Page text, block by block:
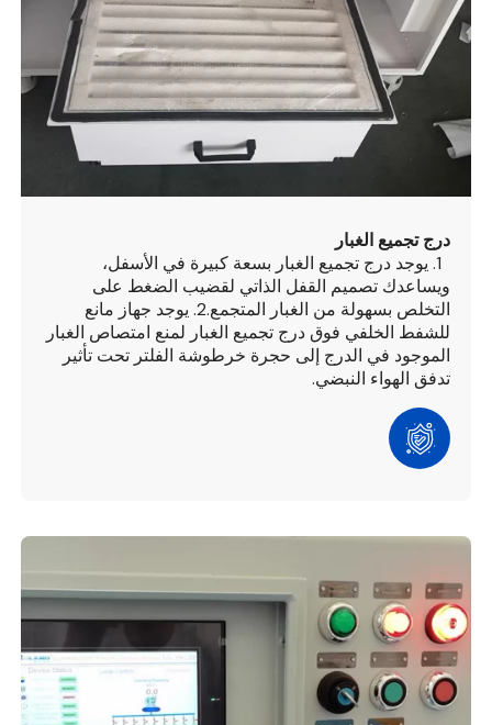
درج تجميع الغبار
1. يوجد درج تجميع الغبار بسعة كبيرة في الأسفل،
ويساعدك تصميم القفل الذاتي لقضيب الضغط على
التخلص بسهولة من الغبار المتجمع. 2. يوجد جهاز مانع
للشفط الخلفي فوق درج تجميع الغبار لمنع امتصاص الغبار
الموجود في الدرج إلى حجرة خرطوشة الفلتر تحت تأثير
تدفق الهواء النبضي.